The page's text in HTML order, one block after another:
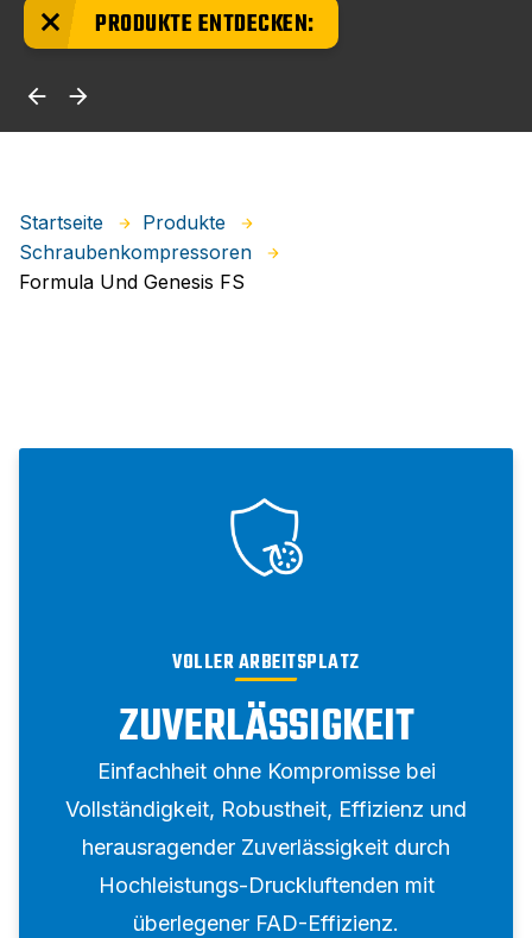
PRODUKTE ENTDECKEN:
Startseite
Produkte
Schraubenkompressoren
Formula Und Genesis FS
VOLLER ARBEITSPLATZ
ZUVERLÄSSIGKEIT
Einfachheit ohne Kompromisse bei
Vollständigkeit, Robustheit, Effizienz und
herausragender Zuverlässigkeit durch
Hochleistungs-Druckluftenden mit
überlegener FAD-Effizienz.